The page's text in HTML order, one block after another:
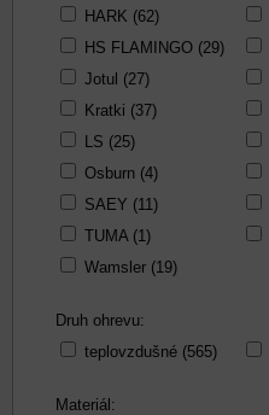
HARK (62)
HS FLAMINGO (29)
Jotul (27)
Kratki (37)
LS (25)
Osburn (4)
SAEY (11)
TUMA (1)
Wamsler (19)
Druh ohrevu:
teplovzdušné (565)
Materiál: